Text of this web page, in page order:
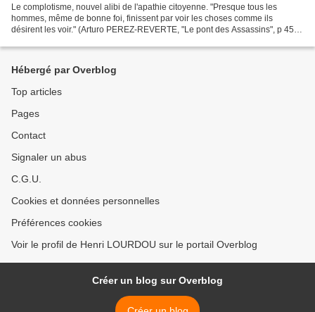
Le complotisme, nouvel alibi de l'apathie citoyenne. "Presque tous les
hommes, même de bonne foi, finissent par voir les choses comme ils
désirent les voir." (Arturo PEREZ-REVERTE, "Le pont des Assassins", p 45)
Hébergé par Overblog
Top articles
Pages
Contact
Signaler un abus
C.G.U.
Cookies et données personnelles
Préférences cookies
Voir le profil de Henri LOURDOU sur le portail Overblog
Créer un blog sur Overblog